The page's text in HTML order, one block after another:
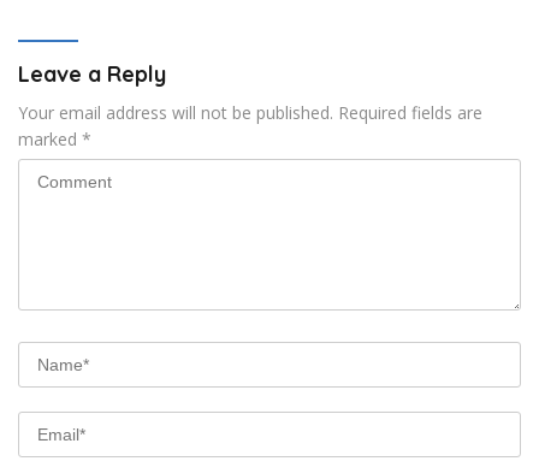
Leave a Reply
Your email address will not be published. Required fields are
marked *